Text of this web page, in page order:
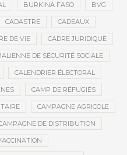
BURKINA FASO BVG
CADASTRE CADEAUX
DE VIE CADRE JURIDIQUE
DE SÉCURITÉ SOCIALE
CALENDRIER ÉLECTORAL
CAMP DE RÉFUGIÉS
CAMPAGNE AGRICOLE
DE DISTRIBUTION